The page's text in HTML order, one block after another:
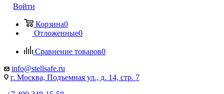
Войти
Корзина0
Отложенные0
Сравнение товаров0
info@stellsafe.ru
г. Москва, Подъемная ул., д. 14, стр. 7